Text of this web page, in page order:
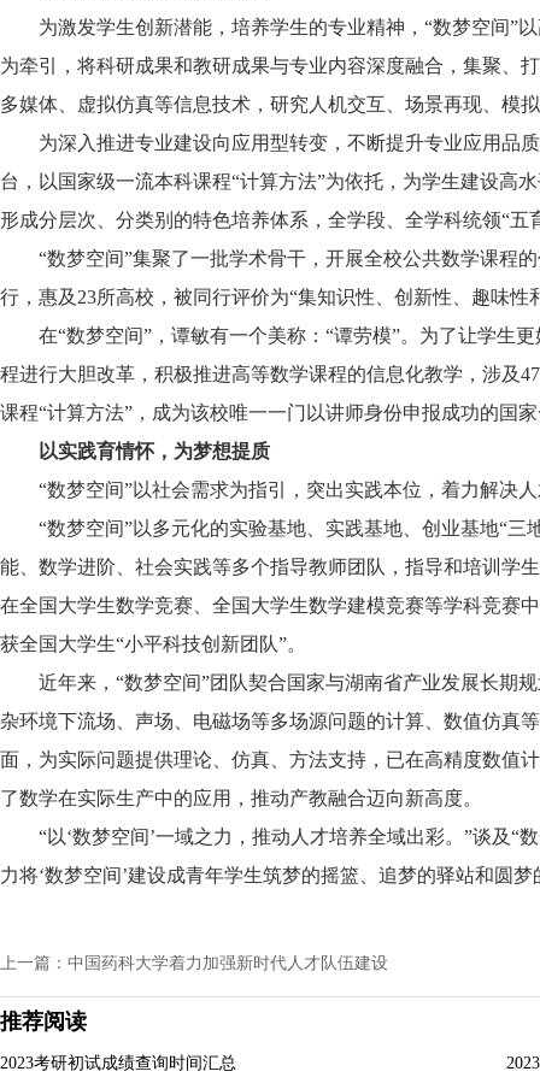
为激发学生创新潜能，培养学生的专业精神，“数梦空间”
为牵引，将科研成果和教研成果与专业内容深度融合，集聚、
多媒体、虚拟仿真等信息技术，研究人机交互、场景再现、模
为深入推进专业建设向应用型转变，不断提升专业应用品
台，以国家级一流本科课程“计算方法”为依托，为学生建设高
形成分层次、分类别的特色培养体系，全学段、全学科统领“五
“数梦空间”集聚了一批学术骨干，开展全校公共数学课程
行，惠及23所高校，被同行评价为“集知识性、创新性、趣味性
在“数梦空间”，谭敏有一个美称：“谭劳模”。为了让学生
程进行大胆改革，积极推进高等数学课程的信息化教学，涉及
课程“计算方法”，成为该校唯一一门以讲师身份申报成功的国
以实践育情怀，为梦想提质
“数梦空间”以社会需求为指引，突出实践本位，着力解决
“数梦空间”以多元化的实验基地、实践基地、创业基地“
能、数学进阶、社会实践等多个指导教师团队，指导和培训学
在全国大学生数学竞赛、全国大学生数学建模竞赛等学科竞赛
获全国大学生“小平科技创新团队”。
近年来，“数梦空间”团队契合国家与湖南省产业发展长期
杂环境下流场、声场、电磁场等多场源问题的计算、数值仿真
面，为实际问题提供理论、仿真、方法支持，已在高精度数值
了数学在实际生产中的应用，推动产教融合迈向新高度。
“以‘数梦空间’一域之力，推动人才培养全域出彩。”谈及“
力将‘数梦空间’建设成青年学生筑梦的摇篮、追梦的驿站和圆梦
上一篇：中国药科大学着力加强新时代人才队伍建设
推荐阅读
2023考研初试成绩查询时间汇总